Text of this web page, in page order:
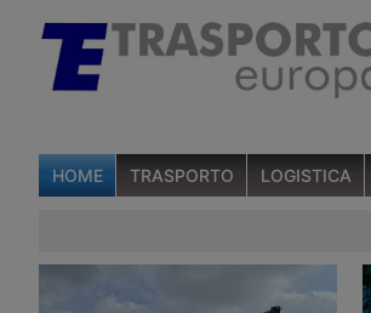
HOME TRASPORTO LOGISTICA